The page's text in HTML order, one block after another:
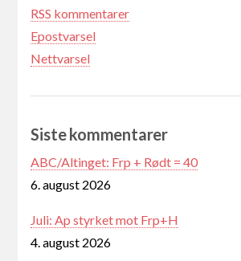
RSS kommentarer
Epostvarsel
Nettvarsel
Siste kommentarer
ABC/Altinget: Frp + Rødt = 40
6. august 2026
Juli: Ap styrket mot Frp+H
4. august 2026